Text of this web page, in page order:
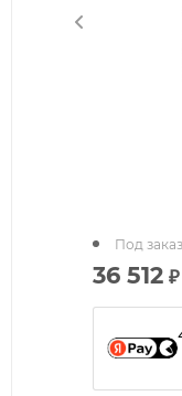
36 512 ₽
Под заказ